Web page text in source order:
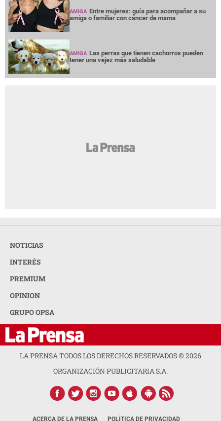
AMIGA Entre mujeres: guía para acompañar a su
amiga o familiar con cáncer de mama
AMIGA Las perras que tienen cachorros pueden
tener una vejez más saludable
NOTICIAS
INTERÉS
PREMIUM
OPINION
GRUPO OPSA
LA PRENSA TODOS LOS DERECHOS RESERVADOS ©2026
ORGANIZACIÓN PUBLICITARIA S.A.
ACERCA DE LA PRENSA POLÍTICA DE PRIVACIDAD